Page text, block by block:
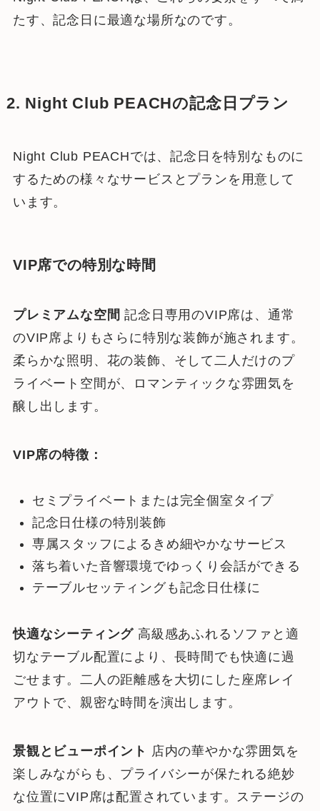
たす、記念日に最適な場所なのです。
2. Night Club PEACHの記念日プラン
Night Club PEACHでは、記念日を特別なものに
するための様々なサービスとプランを用意して
います。
VIP席での特別な時間
プレミアムな空間 記念日専用のVIP席は、通常
のVIP席よりもさらに特別な装飾が施されます。
柔らかな照明、花の装飾、そして二人だけのプ
ライベート空間が、ロマンティックな雰囲気を
醸し出します。
VIP席の特徴：
セミプライベートまたは完全個室タイプ
記念日仕様の特別装飾
専属スタッフによるきめ細やかなサービス
落ち着いた音響環境でゆっくり会話ができる
テーブルセッティングも記念日仕様に
快適なシーティング 高級感あふれるソファと適
切なテーブル配置により、長時間でも快適に過
ごせます。二人の距離感を大切にした座席レイ
アウトで、親密な時間を演出します。
景観とビューポイント 店内の華やかな雰囲気を
楽しみながらも、プライバシーが保たれる絶妙
な位置にVIP席は配置されています。ステージの